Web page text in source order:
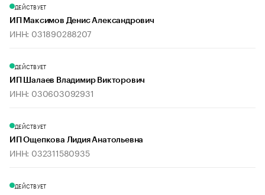
ДЕЙСТВУЕТ
ИП Максимов Денис Александрович
ИНН: 031890288207
ДЕЙСТВУЕТ
ИП Шалаев Владимир Викторович
ИНН: 030603092931
ДЕЙСТВУЕТ
ИП Ощепкова Лидия Анатольевна
ИНН: 032311580935
ДЕЙСТВУЕТ